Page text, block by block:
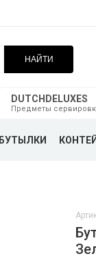
НАЙТИ
DUTCHDELUXES
Предметы
БУТЫЛКИ